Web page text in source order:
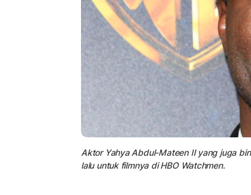
Aktor Yahya Abdul-Mateen II yang juga
lalu untuk filmnya di HBO Watchmen.